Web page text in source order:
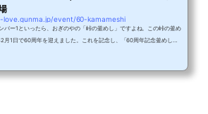
event/60-kamameshi
バー1といったら、おぎのやの「峠の釜めし」ですよね。この峠の釜め
月1日で60周年を迎えました。これを記念し、「60周年記念釜めし」
ほかの駅よりも乗客の待ち時間が長かったため、温かいお弁当を食べ